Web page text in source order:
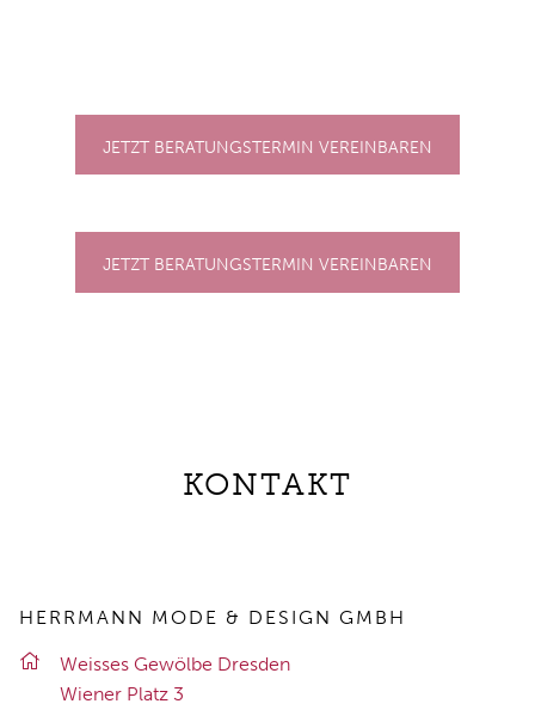
JETZT BERATUNGSTERMIN VEREINBAREN
JETZT BERATUNGSTERMIN VEREINBAREN
KONTAKT
HERRMANN MODE & DESIGN GMBH
Weis­ses Ge­wöl­be Dres­den
Wie­ner Platz 3